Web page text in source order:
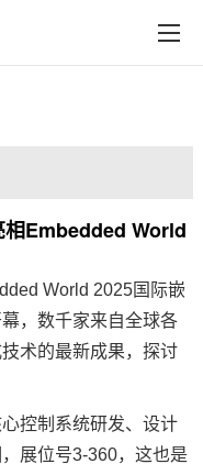
在线购买
相Embedded World
World 2025国际嵌
，数千家来自全球各
术的最新成果，探讨
控制系统研发、设计
展位号3-360，这也是